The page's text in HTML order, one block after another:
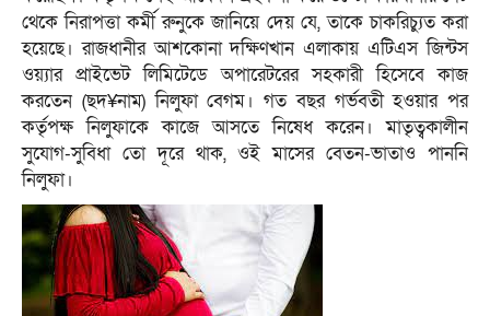
থেকে নিরাপত্তা কর্মী রুনুকে জানিয়ে দেয় যে, তাকে চাকরিচ্যুত করা
হয়েছে। রাজধানীর আশকোনা দক্ষিণখান এলাকায় এটিএস জিন্টস
ওয়্যার প্রাইভেট লিমিটেডে অপারেটরের সহকারী হিসেবে কাজ
করতেন (ছদ¥নাম) নিলুফা বেগম। গত বছর গর্ভবতী হওয়ার পর
কর্তৃপক্ষ নিলুফাকে কাজে আসতে নিষেধ করেন। মাতৃত্বকালীন
সুযোগ-সুবিধা তো দূরে থাক, ওই মাসের বেতন-ভাতাও পাননি
নিলুফা।